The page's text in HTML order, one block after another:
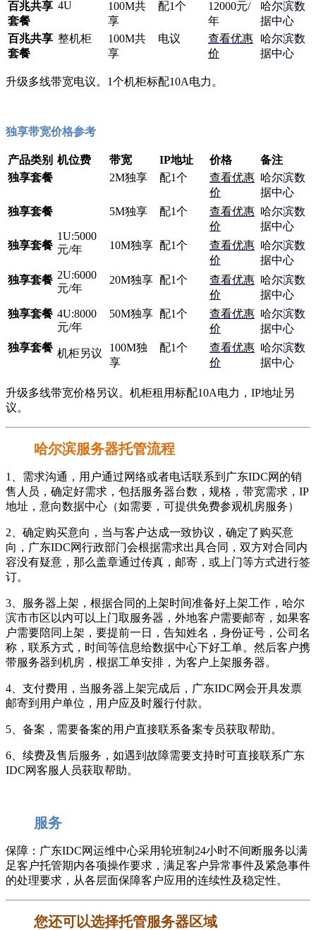
百兆共享
套餐
4U
100M共
享
配1个 12000元/
年
哈尔滨数
据中心
百兆共享
套餐
整机柜
100M共
享
电议
查看优惠
价
哈尔滨数
据中心
升级多线带宽电议。1个机柜标配10A电力。
独享带宽价格参考
产品类别 机位费 带宽 IP地址 价格
备注
独享套餐
1U:5000
元/年
2U:6000
元/年
4U:8000
元/年
机柜另议
2M独享 配1个
查看优惠
价
哈尔滨数
据中心
独享套餐
5M独享 配1个
查看优惠
价
哈尔滨数
据中心
独享套餐
10M独享 配1个
查看优惠
价
哈尔滨数
据中心
独享套餐
20M独享 配1个
查看优惠
价
哈尔滨数
据中心
独享套餐
50M独享 配1个
查看优惠
价
哈尔滨数
据中心
独享套餐
100M独
享
配1个
查看优惠
价
哈尔滨数
据中心
升级多线带宽价格另议。机柜租用标配10A电力，IP地址另
议。
哈尔滨服务器托管流程
1、需求沟通，用户通过网络或者电话联系到广东IDC网的销
售人员，确定好需求，包括服务器台数，规格，带宽需求，IP
地址，意向数据中心（如需要，可提供免费参观机房服务）
2、确定购买意向，当与客户达成一致协议，确定了购买意
向，广东IDC网行政部门会根据需求出具合同，双方对合同内
容没有疑意，那么盖章通过传真，邮寄，或上门等方式进行签
订。
3、服务器上架，根据合同的上架时间准备好上架工作，哈尔
滨市市区以内可以上门取服务器，外地客户需要邮寄，如果客
户需要陪同上架，要提前一日，告知姓名，身份证号，公司名
称，联系方式，时间等信息给数据中心下好工单。然后客户携
带服务器到机房，根据工单安排，为客户上架服务器。
4、支付费用，当服务器上架完成后，广东IDC网会开具发票
邮寄到用户单位，用户应及时履行付款。
5、备案，需要备案的用户直接联系备案专员获取帮助。
6、续费及售后服务，如遇到故障需要支持时可直接联系广东
IDC网客服人员获取帮助。
服务
保障：广东IDC网运维中心采用轮班制24小时不间断服务以满
足客户托管期内各项操作要求，满足客户异常事件及紧急事件
的处理要求，从各层面保障客户应用的连续性及稳定性。
您还可以选择托管服务器区域